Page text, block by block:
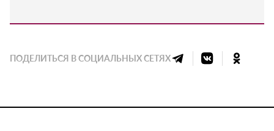
ПОДЕЛИТЬСЯ В СОЦИАЛЬНЫХ СЕТЯХ